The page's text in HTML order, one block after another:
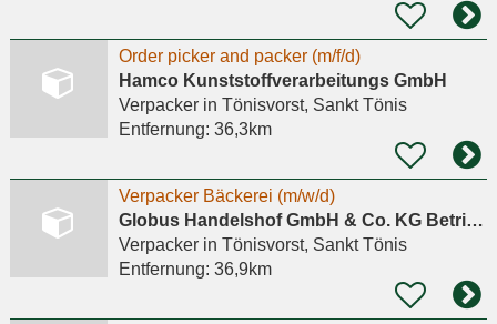
Order picker and packer (m/f/d)
Hamco Kunststoffverarbeitungs GmbH
Verpackerin Tönisvorst, Sankt Tönis
Entfernung: 36,3km
Verpacker Bäckerei (m/w/d)
Globus Handelshof GmbH & Co. KG Betriebsstätte Tönisvorst
Verpackerin Tönisvorst, Sankt Tönis
Entfernung: 36,9km